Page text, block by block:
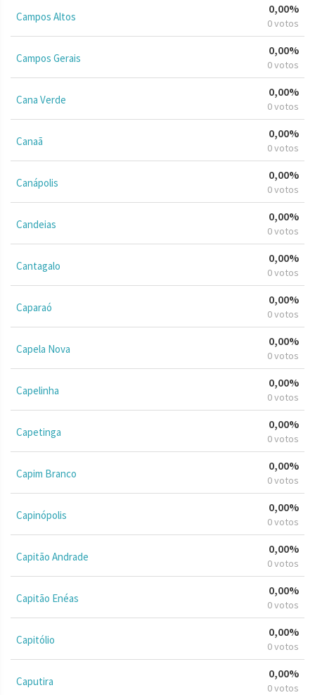
Campos Altos
0,00%
0 votos
Campos Gerais
0,00%
0 votos
Cana Verde
0,00%
0 votos
Canaã
0,00%
0 votos
Canápolis
0,00%
0 votos
Candeias
0,00%
0 votos
Cantagalo
0,00%
0 votos
Caparaó
0,00%
0 votos
Capela Nova
0,00%
0 votos
Capelinha
0,00%
0 votos
Capetinga
0,00%
0 votos
Capim Branco
0,00%
0 votos
Capinópolis
0,00%
0 votos
Capitão Andrade
0,00%
0 votos
Capitão Enéas
0,00%
0 votos
Capitólio
0,00%
0 votos
Caputira
0,00%
0 votos